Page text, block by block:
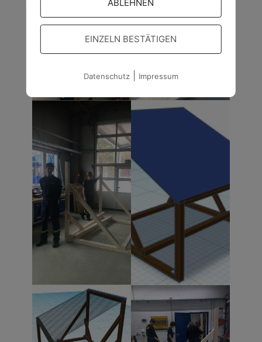
ABLEHNEN
EINZELN BESTÄTIGEN
Datenschutz| Impressum